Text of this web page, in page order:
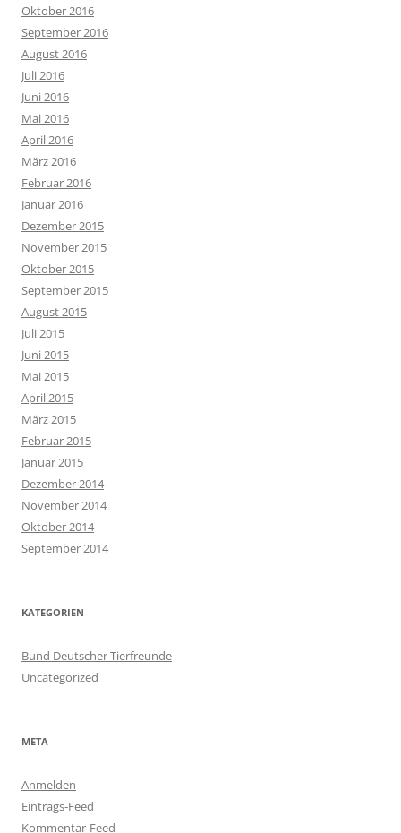
Oktober 2016
September 2016
August 2016
Juli 2016
Juni 2016
Mai 2016
April 2016
März 2016
Februar 2016
Januar 2016
Dezember 2015
November 2015
Oktober 2015
September 2015
August 2015
Juli 2015
Juni 2015
Mai 2015
April 2015
März 2015
Februar 2015
Januar 2015
Dezember 2014
November 2014
Oktober 2014
September 2014
KATEGORIEN
Bund Deutscher Tierfreunde
Uncategorized
META
Anmelden
Eintrags-Feed
Kommentar-Feed